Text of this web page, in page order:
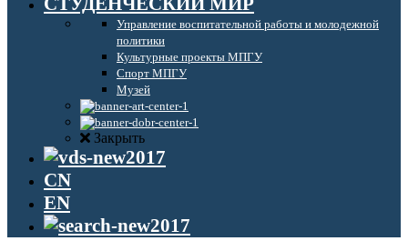
Управление воспитательной работы и молодежной
политики
Культурные проекты МПГУ
Спорт МПГУ
Музей
Закрыть
CN
EN